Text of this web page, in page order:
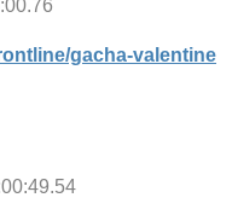
gacha-valentine